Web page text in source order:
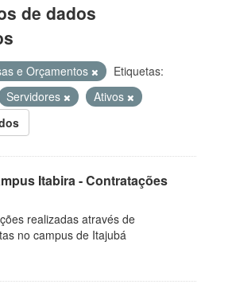
de dados
e Orçamentos
Etiquetas:
Servidores
Ativos
Itabira - Contratações
realizadas através de
no campus de Itajubá